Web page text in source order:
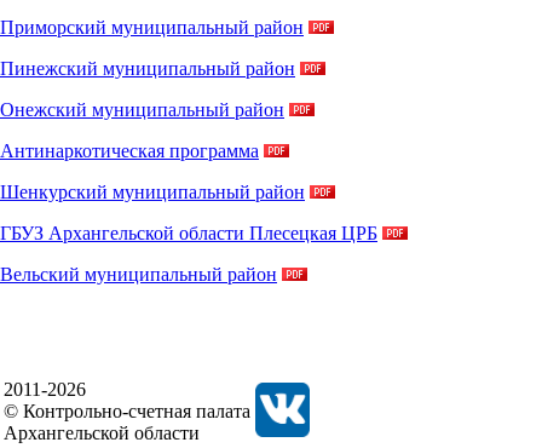
Приморский муниципальный район
Пинежский муниципальный район
Онежский муниципальный район
Антинаркотическая программа
Шенкурский муниципальный район
ГБУЗ Архангельской области Плесецкая ЦРБ
Вельский муниципальный район
2011-2026
© Контрольно-счетная палата
Архангельской области